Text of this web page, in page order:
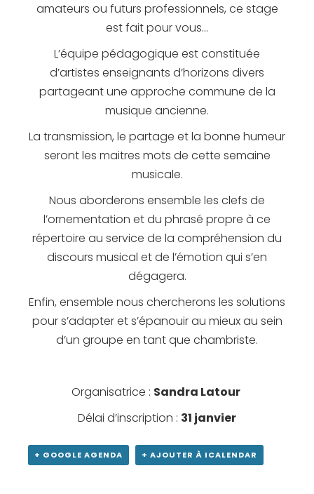
amateurs ou futurs professionnels, ce stage
est fait pour vous…
L’équipe pédagogique est constituée
d’artistes enseignants d’horizons divers
partageant une approche commune de la
musique ancienne.
La transmission, le partage et la bonne humeur
seront les maitres mots de cette semaine
musicale.
Nous aborderons ensemble les clefs de
l’ornementation et du phrasé propre à ce
répertoire au service de la compréhension du
discours musical et de l’émotion qui s’en
dégagera.
Enfin, ensemble nous chercherons les solutions
pour s’adapter et s’épanouir au mieux au sein
d’un groupe en tant que chambriste.
Organisatrice : Sandra Latour
Délai d’inscription : 31 janvier
+ GOOGLE AGENDA + AJOUTER À ICALENDAR